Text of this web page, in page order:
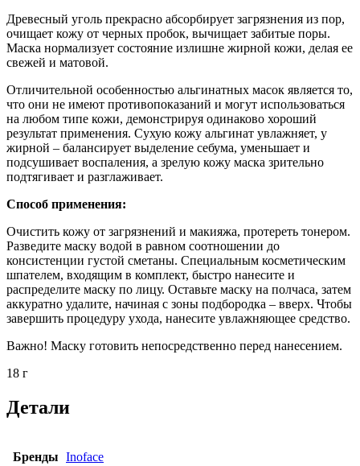
Древесный уголь прекрасно абсорбирует загрязнения из пор,
очищает кожу от черных пробок, вычищает забитые поры.
Маска нормализует состояние излишне жирной кожи, делая ее
свежей и матовой.
Отличительной особенностью альгинатных масок является то,
что они не имеют противопоказаний и могут использоваться
на любом типе кожи, демонстрируя одинаково хороший
результат применения. Сухую кожу альгинат увлажняет, у
жирной – балансирует выделение себума, уменьшает и
подсушивает воспаления, а зрелую кожу маска зрительно
подтягивает и разглаживает.
Способ применения:
Очистить кожу от загрязнений и макияжа, протереть тонером.
Разведите маску водой в равном соотношении до
консистенции густой сметаны. Специальным косметическим
шпателем, входящим в комплект, быстро нанесите и
распределите маску по лицу. Оставьте маску на полчаса, затем
аккуратно удалите, начиная с зоны подбородка – вверх. Чтобы
завершить процедуру ухода, нанесите увлажняющее средство.
Важно! Маску готовить непосредственно перед нанесением.
18 г
Детали
Бренды Inoface